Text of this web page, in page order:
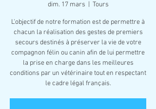
dim. 17 mars Tours
L'objectif de notre formation est de permettre à
chacun la réalisation des gestes de premiers
secours destinés à préserver la vie de votre
compagnon félin ou canin afin de lui permettre
la prise en charge dans les meilleures
conditions par un vétérinaire tout en respectant
le cadre légal français.